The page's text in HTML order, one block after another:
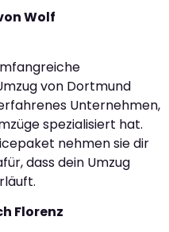
Wolf
von Dortmund
Unternehmen,
spezialisiert hat.
nehmen sie dir
dass dein Umzug
Florenz